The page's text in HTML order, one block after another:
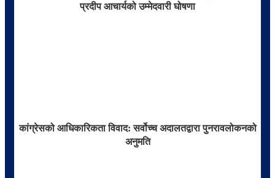
प्रदीप आचार्यको उम्मेदवारी घोषणा
कांग्रेसको आधिकारिकता विवाद: सर्वोच्च अदालतद्वारा पुनरावलोकनको
अनुमति